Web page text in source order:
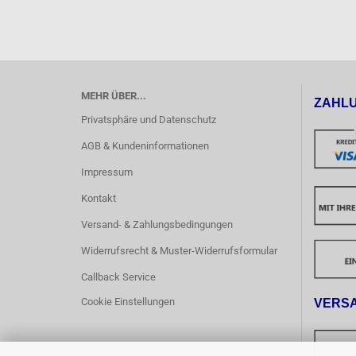
MEHR ÜBER...
Privatsphäre und Datenschutz
AGB & Kundeninformationen
Impressum
Kontakt
Versand- & Zahlungsbedingungen
Widerrufsrecht & Muster-Widerrufsformular
Callback Service
Cookie Einstellungen